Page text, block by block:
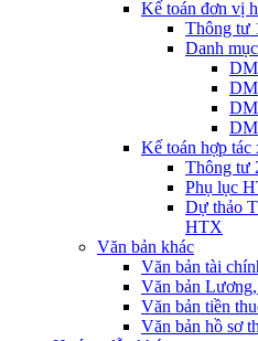
Kế toán đơn vị
Thông tư
Danh
DM
DM
Kế toán hợp tác
Thông tư
Phụ lục
Dự thảo
HTX
Văn bản khác
Văn bản tài
Văn bản
Văn bản tiền
Văn bản hồ sơ